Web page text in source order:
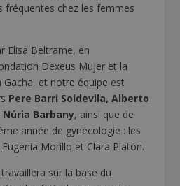
fréquentes chez les femmes
Elisa Beltrame, en
Dexeus Mujer et la
Gacha, et notre équipe est
Pere Barri Soldevila, Alberto
Barbany, ainsi que de
année de gynécologie : les
Morillo et Clara Platón.
sur la base du